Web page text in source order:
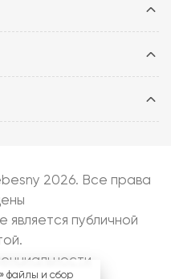
2026. Все права
публичной
файлы и сбор